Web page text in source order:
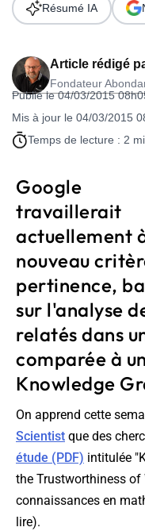
Article rédigé
Fondateur
Publié le 04/03/2015
Mis à jour le 04/03/2015
Temps de lecture : 2
Résumé IA
Google
travaillerait
actuellement
nouveau
pertinence,
sur l'analyse
relatés dans
comparée à
Knowledge
On apprend cette
Scientist que des
étude (PDF) intitulée "
the Trustworthiness of
connaissances en
lire).